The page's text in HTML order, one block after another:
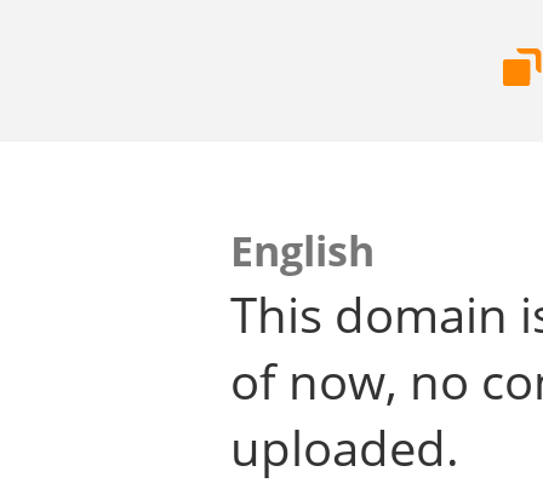
English
This domain
of now, no
uploaded.